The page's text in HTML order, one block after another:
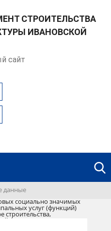
СТРОИТЕЛЬСТВА
ИВАНОВСКОЙ
сайт
данные
социально значимых
услуг (функций)
строительства,
формат)